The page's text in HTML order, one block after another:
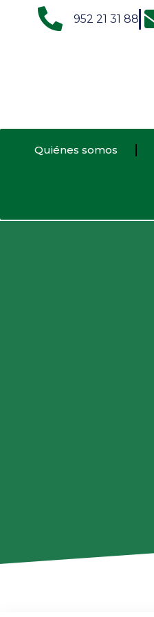
952 21 31 88
Quiénes somos